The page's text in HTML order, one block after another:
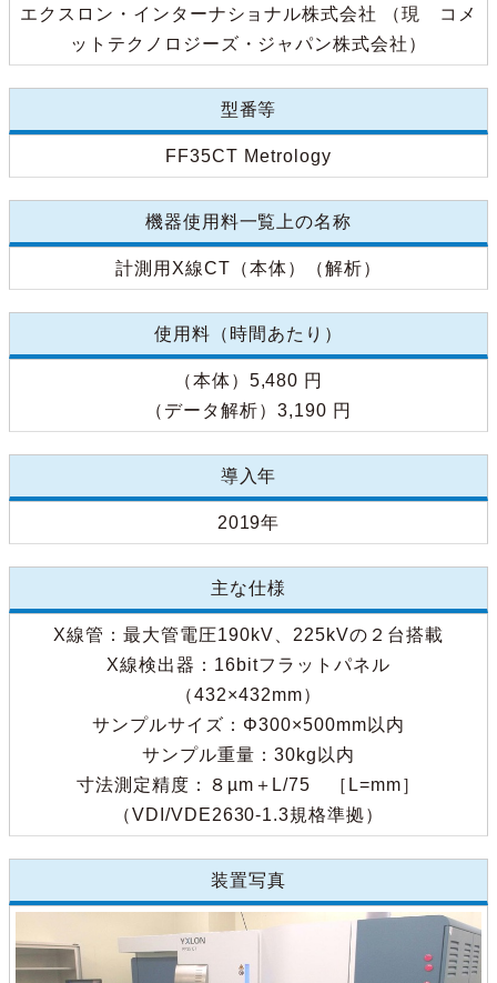
エクスロン・インターナショナル株式会社 （現 コメ
ットテクノロジーズ・ジャパン株式会社）
型番等
FF35CT Metrology
機器使用料一覧上の名称
計測用X線CT（本体）（解析）
使用料（時間あたり）
（本体）5,480 円
（データ解析）3,190 円
導入年
2019年
主な仕様
X線管：最大管電圧190kV、225kVの２台搭載
X線検出器：16bitフラットパネル
（432×432mm）
サンプルサイズ：Φ300×500mm以内
サンプル重量：30kg以内
寸法測定精度：８µm＋L/75 ［L=mm］
（VDI/VDE2630-1.3規格準拠）
装置写真